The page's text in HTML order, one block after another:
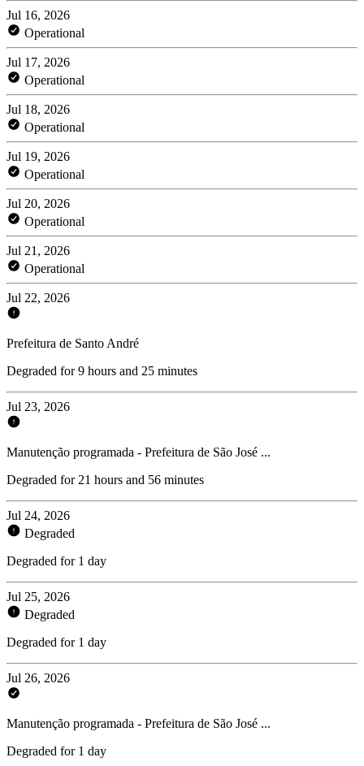
Jul 16, 2026
Operational
Jul 17, 2026
Operational
Jul 18, 2026
Operational
Jul 19, 2026
Operational
Jul 20, 2026
Operational
Jul 21, 2026
Operational
Jul 22, 2026
Prefeitura de Santo André
Degraded for 9 hours and 25 minutes
Jul 23, 2026
Manutenção programada - Prefeitura de São José ...
Degraded for 21 hours and 56 minutes
Jul 24, 2026
Degraded
Degraded for 1 day
Jul 25, 2026
Degraded
Degraded for 1 day
Jul 26, 2026
Manutenção programada - Prefeitura de São José ...
Degraded for 1 day